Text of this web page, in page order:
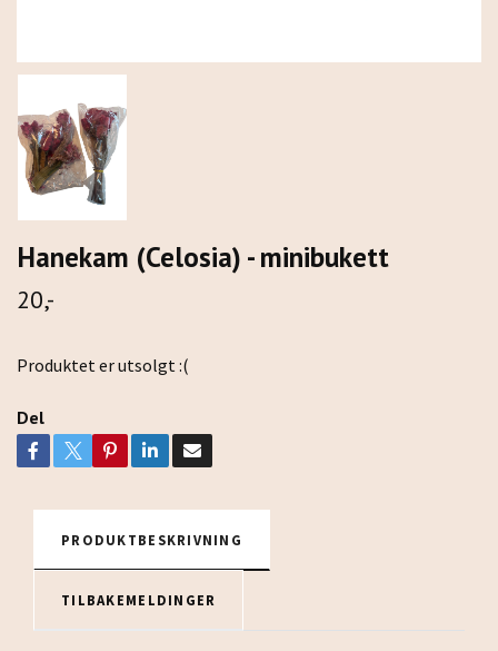
Hanekam (Celosia) - minibukett
20,-
Produktet er utsolgt :(
Del
PRODUKTBESKRIVNING
TILBAKEMELDINGER